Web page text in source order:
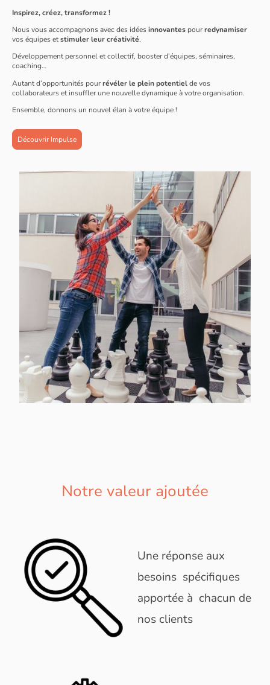
Inspirez, créez, transformez !
Nous vous accompagnons avec des idéesinnovantes pourredynamiser
vos équipes etstimuler leur créativité.
Développement personnel et collectif, booster d’équipes, séminaires,
coaching…
Autant d’opportunités pourrévéler le plein potentielde vos
collaborateurs et insuffler une nouvelle dynamique à votre organisation.
Ensemble, donnons un nouvel élan à votre équipe !
Découvrir Impulse
Notre valeur ajoutée
Une réponse aux
besoins spécifiques
apportée à chacun de
nos clients